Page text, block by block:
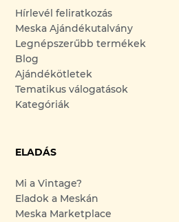
Hírlevél feliratkozás
Meska Ajándékutalvány
Legnépszerűbb termékek
Blog
Ajándékötletek
Tematikus válogatások
Kategóriák
ELADÁS
Mi a Vintage?
Eladok a Meskán
Meska Marketplace